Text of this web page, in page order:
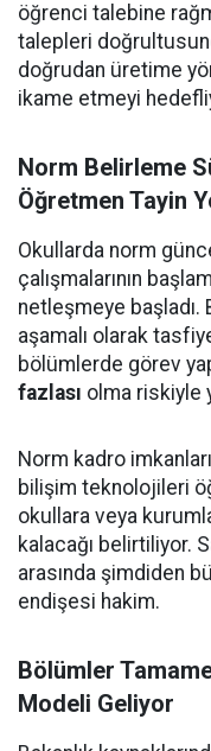
öğrenci talebine
talepleri
doğrudan üretime
ikame etmeyi
Norm Belirleme
Öğretmen Tayin
Okullarda norm
çalışmalarının
netleşmeye başladı.
aşamalı olarak
bölümlerde görev
fazlası olma riskiyle
Norm kadro
bilişim teknolojileri
okullara veya
kalacağı belirtiliyor.
arasında şimdiden
endişesi hakim.
Bölümler
Modeli Geliyor